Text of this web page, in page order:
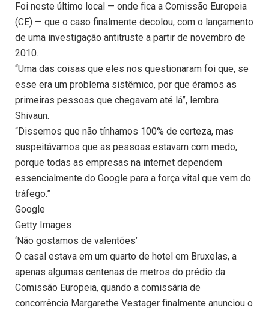
Foi neste último local — onde fica a Comissão Europeia
(CE) — que o caso finalmente decolou, com o lançamento
de uma investigação antitruste a partir de novembro de
2010.
“Uma das coisas que eles nos questionaram foi que, se
esse era um problema sistêmico, por que éramos as
primeiras pessoas que chegavam até lá”, lembra
Shivaun.
“Dissemos que não tínhamos 100% de certeza, mas
suspeitávamos que as pessoas estavam com medo,
porque todas as empresas na internet dependem
essencialmente do Google para a força vital que vem do
tráfego.”
Google
Getty Images
‘Não gostamos de valentões’
O casal estava em um quarto de hotel em Bruxelas, a
apenas algumas centenas de metros do prédio da
Comissão Europeia, quando a comissária de
concorrência Margarethe Vestager finalmente anunciou o